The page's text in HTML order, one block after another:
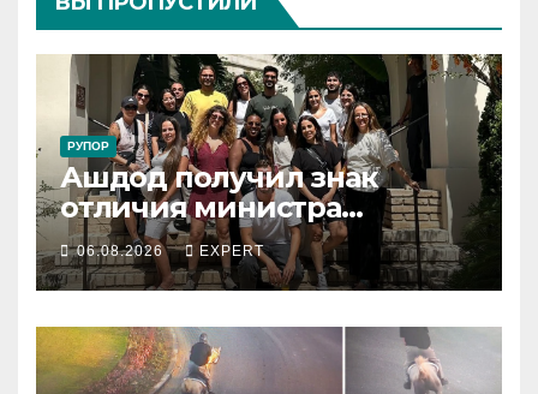
РУПОР
Ашдод получил знак
отличия министра
обороны за поддержку
резервистов
06.08.2026 EXPERT